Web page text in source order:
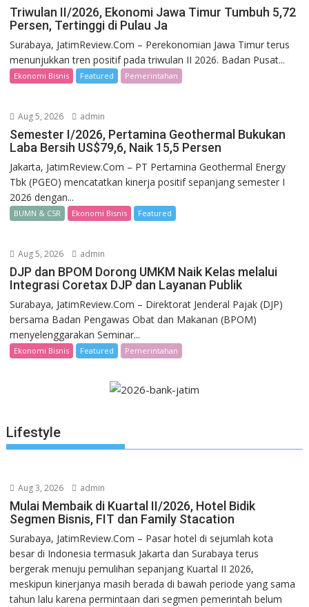
Triwulan II/2026, Ekonomi Jawa Timur Tumbuh 5,72
Persen, Tertinggi di Pulau Ja
Surabaya, JatimReview.Com – Perekonomian Jawa Timur terus
menunjukkan tren positif pada triwulan II 2026. Badan Pusat...
Ekonomi Bisnis Featured Pemerintahan
Aug 5, 2026 admin
Semester I/2026, Pertamina Geothermal Bukukan
Laba Bersih US$79,6, Naik 15,5 Persen
Jakarta, JatimReview.Com – PT Pertamina Geothermal Energy
Tbk (PGEO) mencatatkan kinerja positif sepanjang semester I
2026 dengan...
BUMN & CSR Ekonomi Bisnis Featured
Aug 5, 2026 admin
DJP dan BPOM Dorong UMKM Naik Kelas melalui
Integrasi Coretax DJP dan Layanan Publik
Surabaya, JatimReview.Com – Direktorat Jenderal Pajak (DJP)
bersama Badan Pengawas Obat dan Makanan (BPOM)
menyelenggarakan Seminar...
Ekonomi Bisnis Featured Pemerintahan
Lifestyle
Aug 3, 2026 admin
Mulai Membaik di Kuartal II/2026, Hotel Bidik
Segmen Bisnis, FIT dan Family Stacation
Surabaya, JatimReview.Com – Pasar hotel di sejumlah kota
besar di Indonesia termasuk Jakarta dan Surabaya terus
bergerak menuju pemulihan sepanjang Kuartal II 2026,
meskipun kinerjanya masih berada di bawah periode yang sama
tahun lalu karena permintaan dari segmen pemerintah belum